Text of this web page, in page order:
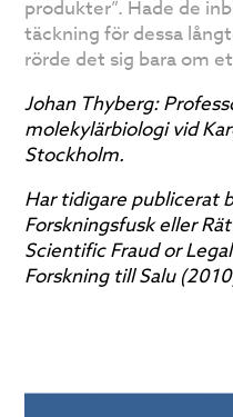
produkter”. Hade de
täckning för dessa
rörde det sig bara om
Johan Thyberg:
molekylärbiologi vid
Stockholm.
Har tidigare publicerat
Forskningsfusk eller
Scientific Fraud or
Forskning till Salu